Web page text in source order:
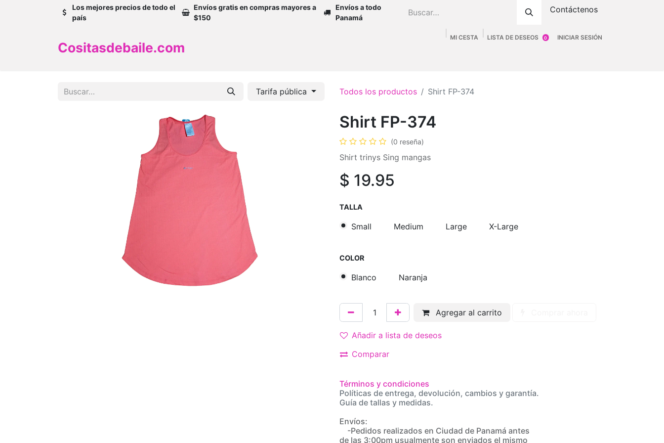
Los mejores precios de todo el
país
Envíos gratis en compras mayores a
$150
Envíos a todo
Panamá
Contáctenos
Cositasdebaile.com
MI CESTA 0
LISTA DE DESEOS INICIAR SESIÓN
Tarifa pública Todos los productos Shirt FP-374
Shirt FP-374
(0 reseña)
Shirt trinys Sing mangas
$ 19.95
TALLA
Small Medium Large X-Large
COLOR
Blanco Naranja
Agregar al carrito
Añadir a lista de deseos
Comparar
Términos y condiciones
Políticas de entrega, devolución, cambios y garantía.
Guía de tallas y medidas.
Envíos:
-Pedidos realizados en Ciudad de Panamá antes
de las 3:00pm usualmente son enviados el mismo